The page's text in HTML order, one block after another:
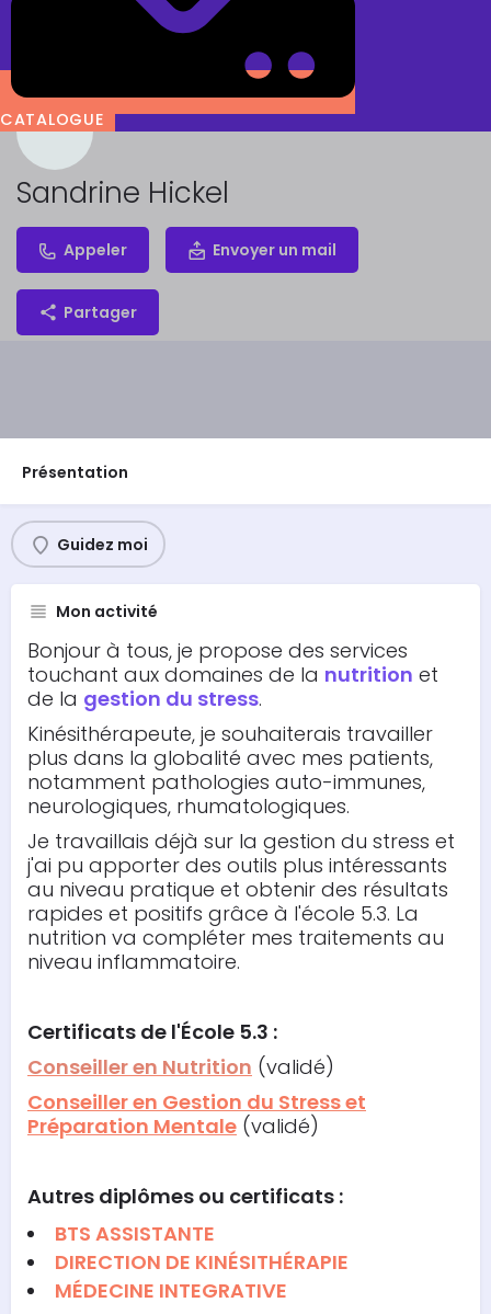
CATALOGUE
Sandrine Hickel
Appeler Envoyer un mail
Partager
Présentation
Guidez moi
Mon activité
Bonjour à tous, je propose des services
touchant aux domaines de la nutrition et
de la gestion du stress.
Kinésithérapeute, je souhaiterais travailler
plus dans la globalité avec mes patients,
notamment pathologies auto-immunes,
neurologiques, rhumatologiques.
Je travaillais déjà sur la gestion du stress et
j'ai pu apporter des outils plus intéressants
au niveau pratique et obtenir des résultats
rapides et positifs grâce à l'école 5.3. La
nutrition va compléter mes traitements au
niveau inflammatoire.
Certificats de l'École 5.3 :
Conseiller en Nutrition (validé)
Conseiller en Gestion du Stress et
Préparation Mentale (validé)
Autres diplômes ou certificats :
BTS ASSISTANTE
DIRECTION DE KINÉSITHÉRAPIE
MÉDECINE INTEGRATIVE